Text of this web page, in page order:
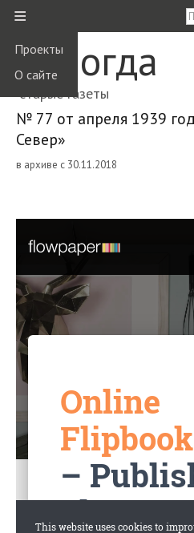
≡
Проекты
О сайте
Вологда
старые газеты
№ 77 от апреля 1939
Север»
в архиве с 30.11.2018